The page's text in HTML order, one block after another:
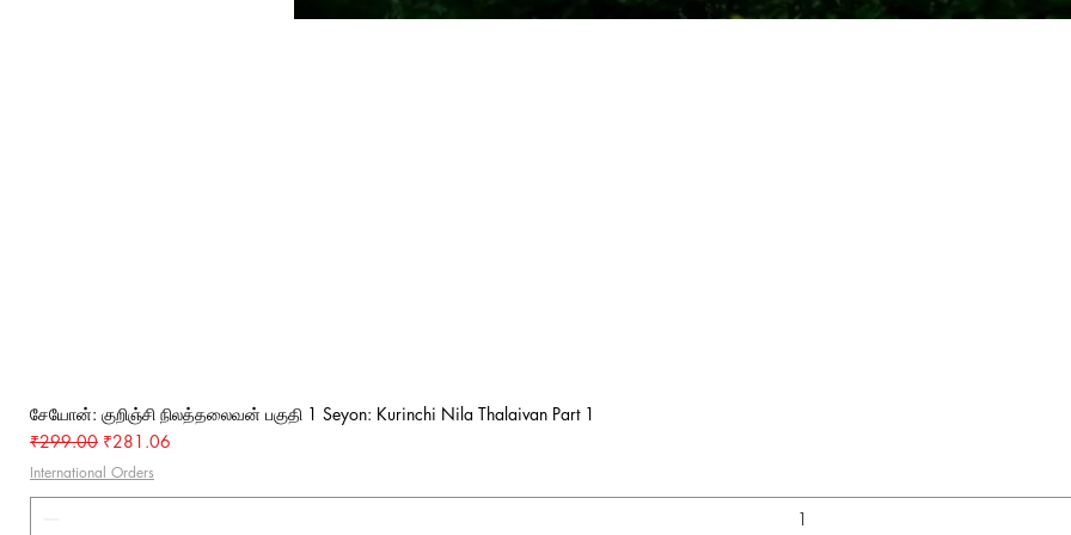
சேயோன்: குறிஞ்சி நிலத்தலைவன் பகுதி 1 Seyon: Kurinchi Nila Thalaivan Part 1
Regular Price
₹299.00 Sale Price
₹281.06
International Orders